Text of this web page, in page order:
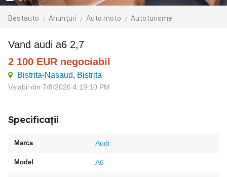
Bestauto Anunțuri Auto moto Autoturisme
vand audi a6 2,7
2 100 EUR negociabil
Bistrita-Nasaud, Bistrita
Valabil din 7/8/2026 4:19:10 PM
Specificații
Marca Audi
Model A6